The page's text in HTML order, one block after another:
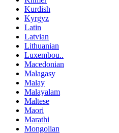
Kurdish
Kyrgyz
Latin
Latvian
Lithuanian
Luxembou..
Macedonian
Malagasy
Malay
Malayalam
Maltese
Maori
Marathi
Mongolian